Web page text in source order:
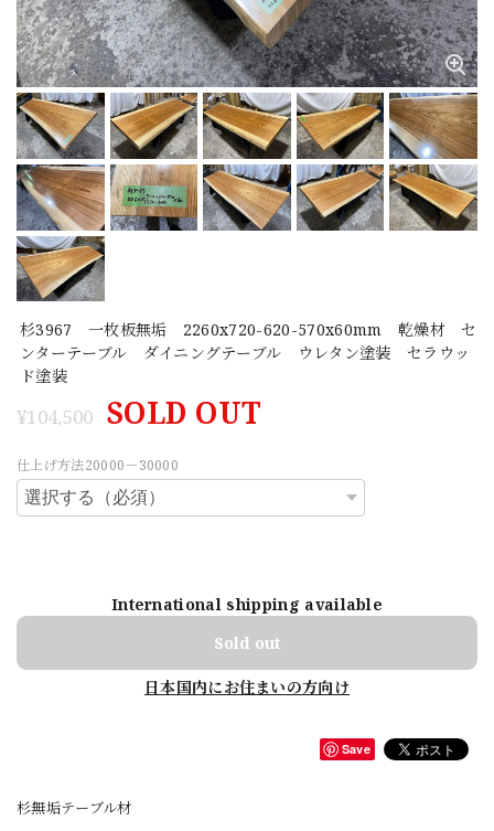
杉3967 一枚板無垢 2260x720-620-570x60mm 乾燥材 セ
ンターテーブル ダイニングテーブル ウレタン塗装 セラウッ
ド塗装
¥104,500 SOLD OUT
仕上げ方法20000－30000
International shipping available
Sold out
日本国内にお住まいの方向け
Save
杉無垢テーブル材